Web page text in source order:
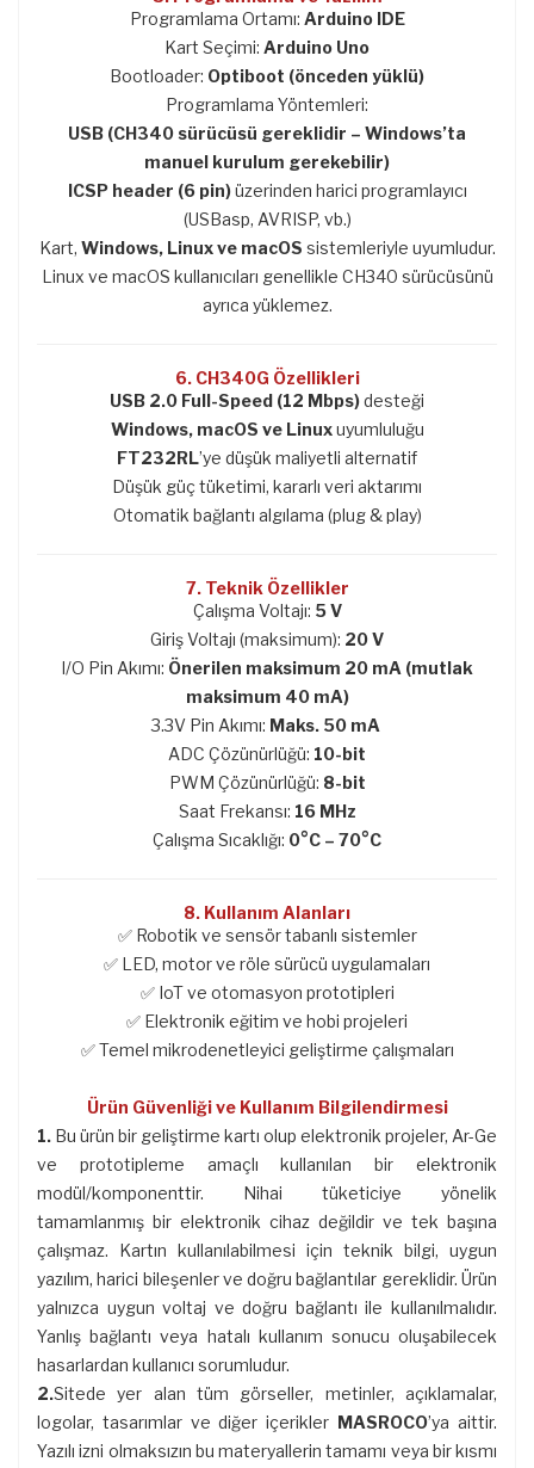
Programlama Ortamı: Arduino IDE
Kart Seçimi: Arduino Uno
Bootloader: Optiboot (önceden yüklü)
Programlama Yöntemleri:
USB (CH340 sürücüsü gereklidir – Windows’ta
manuel kurulum gerekebilir)
ICSP header (6 pin)üzerinden harici programlayıcı
(USBasp, AVRISP, vb.)
Kart, Windows, Linux ve macOS sistemleriyle uyumludur.
Linux ve macOS kullanıcıları genellikle CH340 sürücüsünü
ayrıca yüklemez.
6. CH340G Özellikleri
USB 2.0 Full-Speed (12 Mbps)desteği
Windows, macOS ve Linuxuyumluluğu
FT232RL’ye düşük maliyetli alternatif
Düşük güç tüketimi, kararlı veri aktarımı
Otomatik bağlantı algılama (plug & play)
7. Teknik Özellikler
Çalışma Voltajı: 5 V
Giriş Voltajı (maksimum): 20 V
I/O Pin Akımı: Önerilen maksimum 20 mA (mutlak
maksimum 40 mA)
3.3V Pin Akımı: Maks. 50 mA
ADC Çözünürlüğü: 10-bit
PWM Çözünürlüğü: 8-bit
Saat Frekansı: 16 MHz
Çalışma Sıcaklığı: 0°C – 70°C
8. Kullanım Alanları
✅ Robotik ve sensör tabanlı sistemler
✅ LED, motor ve röle sürücü uygulamaları
✅ IoT ve otomasyon prototipleri
✅ Elektronik eğitim ve hobi projeleri
✅ Temel mikrodenetleyici geliştirme çalışmaları
Ürün Güvenliği ve Kullanım Bilgilendirmesi
1. Bu ürün bir geliştirme kartı olup elektronik projeler, Ar-Ge
ve prototipleme amaçlı kullanılan bir elektronik
modül/komponenttir. Nihai tüketiciye yönelik
tamamlanmış bir elektronik cihaz değildir ve tek başına
çalışmaz. Kartın kullanılabilmesi için teknik bilgi, uygun
yazılım, harici bileşenler ve doğru bağlantılar gereklidir. Ürün
yalnızca uygun voltaj ve doğru bağlantı ile kullanılmalıdır.
Yanlış bağlantı veya hatalı kullanım sonucu oluşabilecek
hasarlardan kullanıcı sorumludur.
2.Sitede yer alan tüm görseller, metinler, açıklamalar,
logolar, tasarımlar ve diğer içerikler MASROCO’ya aittir.
Yazılı izni olmaksızın bu materyallerin tamamı veya bir kısmı